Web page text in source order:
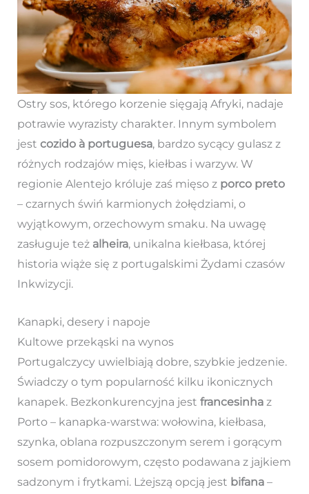
Ostry sos, którego korzenie sięgają Afryki, nadaje
potrawie wyrazisty charakter. Innym symbolem
jest cozido à portuguesa, bardzo sycący gulasz z
różnych rodzajów mięs, kiełbas i warzyw. W
regionie Alentejo króluje zaś mięso z porco preto
– czarnych świń karmionych żołędziami, o
wyjątkowym, orzechowym smaku. Na uwagę
zasługuje też alheira, unikalna kiełbasa, której
historia wiąże się z portugalskimi Żydami czasów
Inkwizycji.
Kanapki, desery i napoje
Kultowe przekąski na wynos
Portugalczycy uwielbiają dobre, szybkie jedzenie.
Świadczy o tym popularność kilku ikonicznych
kanapek. Bezkonkurencyjna jest francesinhaz
Porto – kanapka-warstwa: wołowina, kiełbasa,
szynka, oblana rozpuszczonym serem i gorącym
sosem pomidorowym, często podawana z jajkiem
sadzonym i frytkami. Lżejszą opcją jest bifana–